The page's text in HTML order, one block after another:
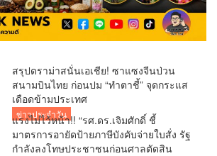
สรุปดราม่าสนั่นเอเชีย! ซาแซงจีนป่วน
สนามบินไทย ก่อนปม “ทำตาชี้” จุดกระแส
เดือดข้ามประเทศ
ข่าวประจำวัน
แรงไม่ไว้หน้า!! “รศ.ดร.เจิมศักดิ์ ชี้
มาตรการอายัดป้ายภาษีบังคับจ่ายใบสั่ง รัฐ
กำลังลงโทษประชาชนก่อนศาลตัดสิน